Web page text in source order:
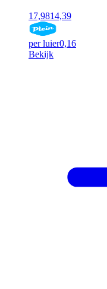
17,9814,39
per luier0,16
Bekijk